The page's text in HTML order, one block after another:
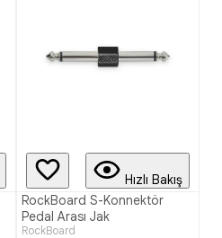
Hızlı Bakış
RockBoard S-Konnektör
Pedal Arası Jak
RockBoard